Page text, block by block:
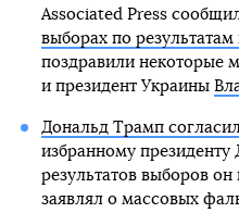
Associated Press
выборах по результатам
поздравили некоторые
и президент Украины
Дональд Трамп
избранному президенту
результатов выборов он
заявлял о массовых